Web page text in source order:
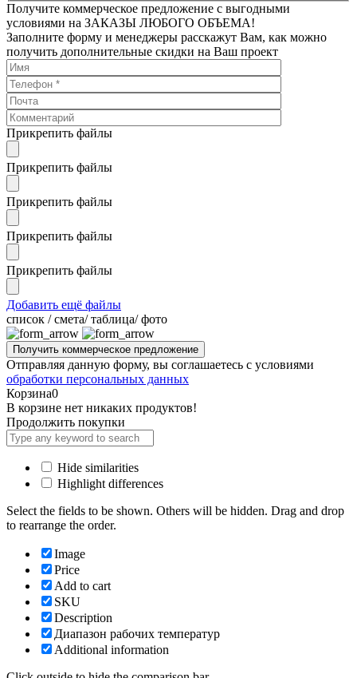
Получите коммерческое предложение с выгодными
условиями на ЗАКАЗЫ ЛЮБОГО ОБЪЕМА!
Заполните форму и менеджеры расскажут Вам, как можно
получить дополнительные скидки на Ваш проект
Прикрепить файлы
Прикрепить файлы
Прикрепить файлы
Прикрепить файлы
Прикрепить файлы
Добавить ещё файлы
cписок / смета/ таблица/ фото
Отправляя данную форму, вы соглашаетесь с условиями
обработки персональных данных
Корзина0
В корзине нет никаких продуктов!
Продолжить покупки
Hide similarities
Highlight differences
Select the fields to be shown. Others will be hidden. Drag and drop
to rearrange the order.
Image
Price
Add to cart
SKU
Description
Диапазон рабочих температур
Additional information